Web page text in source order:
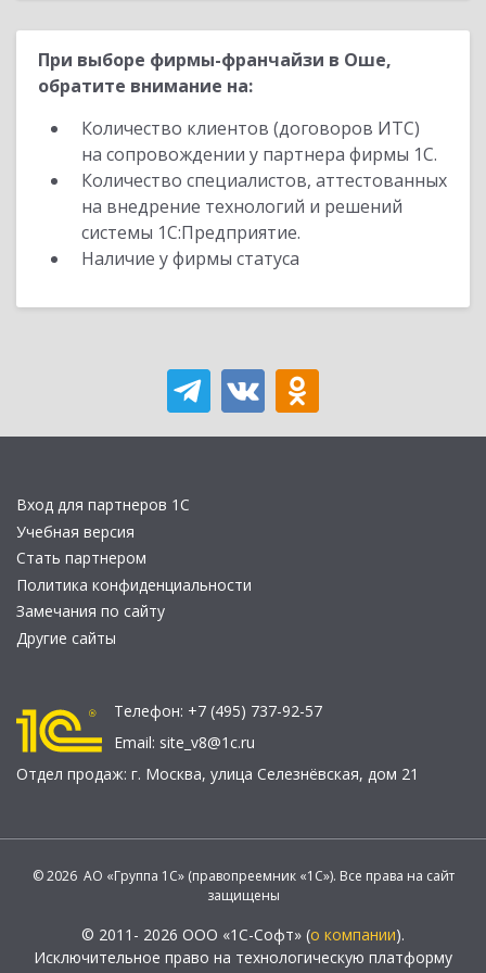
При выборе фирмы-франчайзи в Оше,
обратите внимание на:
Количество клиентов (договоров ИТС)
на сопровождении у партнера фирмы 1С.
Количество специалистов, аттестованных
на внедрение технологий и решений
системы 1С:Предприятие.
Наличие у фирмы статуса
Вход для партнеров 1С
Учебная версия
Стать партнером
Политика конфиденциальности
Замечания по сайту
Другие сайты
Телефон: +7 (495) 737-92-57
Email: site_v8@1c.ru
Отдел продаж: г. Москва, улица Селезнёвская, дом 21
© 2026 АО «Группа 1С» (правопреемник «1С»). Все права на сайт
защищены
© 2011- 2026 ООО «1С-Софт» (о компании).
Исключительное право на технологическую платформу